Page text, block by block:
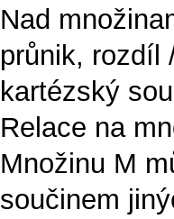
Nad
průnik, rozdíl
kartézský
Relace na
Množinu M
součinem